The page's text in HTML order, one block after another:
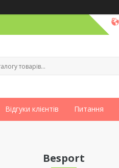
Відгуки клієнтів Питання
Besport